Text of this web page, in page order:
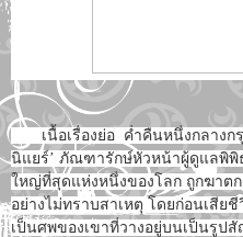
เนื้อเรื่องย่อ ค่ำคืนหนึ่งกลางกรุ
นิแยร์’ ภัณฑารักษ์หัวหน้าผู้ดูแลพิ
ใหญ่ที่สุดแห่งหนึ่งของโลก ถูกฆาต
อย่างไม่ทราบสาเหตุ โดยก่อนเสีย
เป็นศพของเขาที่วางอยู่บนเป็นรูป